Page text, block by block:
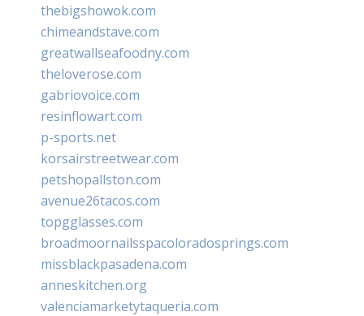
thebigshowok.com
chimeandstave.com
greatwallseafoodny.com
theloverose.com
gabriovoice.com
resinflowart.com
p-sports.net
korsairstreetwear.com
petshopallston.com
avenue26tacos.com
topgglasses.com
broadmoornailsspacoloradosprings.com
missblackpasadena.com
anneskitchen.org
valenciamarketytaqueria.com